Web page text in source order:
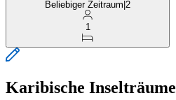
Beliebiger Zeitraum 2
1
Karibische Inselträume